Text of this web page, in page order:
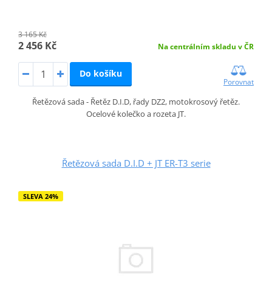
3 165 Kč
2 456 Kč Na centrálním skladu v ČR
Do košíku
Porovnat
Řetězová sada - Řetěz D.I.D, řady DZ2, motokrosový řetěz.
Ocelové kolečko a rozeta JT.
Řetězová sada D.I.D + JT ER-T3 serie
SLEVA 24%